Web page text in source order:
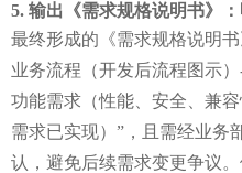
输出《需求规格说明书》
最终形成的《需求规格说明
业务流程（开发后流程图示
功能需求（性能、安全、兼
需求已实现）”，且需经业务
认，避免后续需求变更争议。